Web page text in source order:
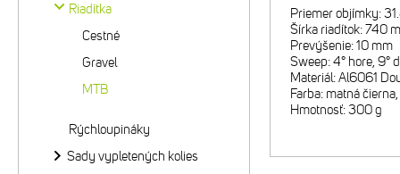
Priemer objímky:
Šírka riadítok: 740
Prevýšenie: 10 mm
Sweep: 4° hore, 9°
Materiál: Al6061
Farba: matná
Hmotnosť: 300 g
Riadítka
Cestné
Gravel
MTB
Rýchloupináky
Sady vypletených kolies